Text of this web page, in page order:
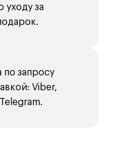
уходу за
по запросу
Viber,